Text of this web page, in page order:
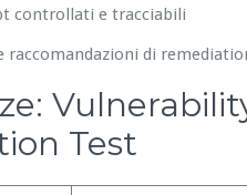
controllati e tracciabili
raccomandazioni di
Test